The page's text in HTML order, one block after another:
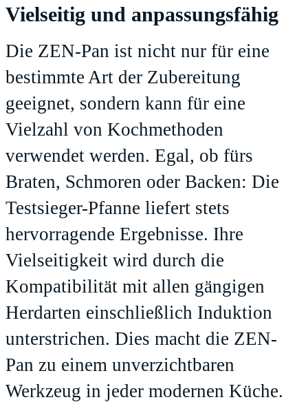
Vielseitig und anpassungsfähig
Die ZEN-Pan ist nicht nur für eine
bestimmte Art der Zubereitung
geeignet, sondern kann für eine
Vielzahl von Kochmethoden
verwendet werden. Egal, ob fürs
Braten, Schmoren oder Backen: Die
Testsieger-Pfanne liefert stets
hervorragende Ergebnisse. Ihre
Vielseitigkeit wird durch die
Kompatibilität mit allen gängigen
Herdarten einschließlich Induktion
unterstrichen. Dies macht die ZEN-
Pan zu einem unverzichtbaren
Werkzeug in jeder modernen Küche.